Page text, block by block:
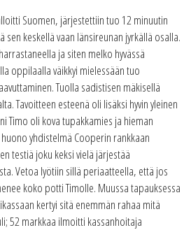
Suomen, järjestettiin tuo 12 minuutin
sen keskellä vaan länsireunan jyrkällä osalla.
ja siten melko hyvässä
oppilaalla väikkyi mielessään tuo
Tuolla sadistisen mäkisellä
Tavoitteen esteenä oli lisäksi hyvin yleinen
Timo oli kova tupakkamies ja hieman
yhdistelmä Cooperin rankkaan
testiä joku keksi vielä järjestää
Vetoa lyötiin sillä periaatteella, että jos
koko potti Timolle. Muussa tapauksessa
kertyi sitä enemmän rahaa mitä
52 markkaa ilmoitti kassanhoitaja